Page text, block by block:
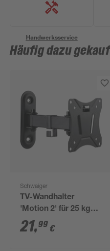
Handwerksservice
Häufig dazu
Schwaiger
TV-Wandhalter
'Motion 2' für 25 kg
Gewicht neigbar
schwenkbar
21,99 €